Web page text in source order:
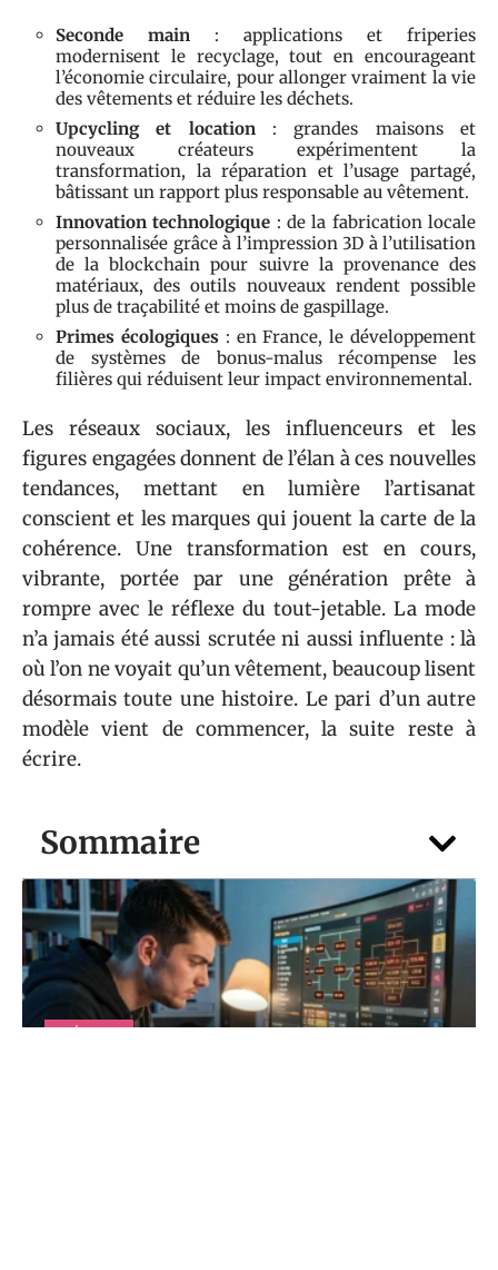
Sommaire
DÉTENTE
Seconde main : applications et friperies
modernisent le recyclage, tout en encourageant
l’économie circulaire, pour allonger vraiment la vie
des vêtements et réduire les déchets.
Upcycling et location : grandes maisons et
nouveaux créateurs expérimentent la
transformation, la réparation et l’usage partagé,
bâtissant un rapport plus responsable au vêtement.
Innovation technologique : de la fabrication locale
personnalisée grâce à l’impression 3D à l’utilisation
de la blockchain pour suivre la provenance des
matériaux, des outils nouveaux rendent possible
plus de traçabilité et moins de gaspillage.
Primes écologiques: en France, le développement
de systèmes de bonus-malus récompense les
filières qui réduisent leur impact environnemental.
Les réseaux sociaux, les influenceurs et les
figures engagées donnent de l’élan à ces nouvelles
tendances, mettant en lumière l’artisanat
conscient et les marques qui jouent la carte de la
cohérence. Une transformation est en cours,
vibrante, portée par une génération prête à
rompre avec le réflexe du tout-jetable. La mode
n’a jamais été aussi scrutée ni aussi influente : là
où l’on ne voyait qu’un vêtement, beaucoup lisent
désormais toute une histoire. Le pari d’un autre
modèle vient de commencer, la suite reste à
écrire.